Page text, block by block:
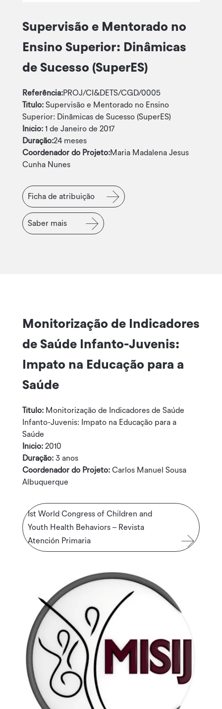
Supervisão e Mentorado no
Ensino Superior: Dinâmicas
de Sucesso (SuperES)
Referência:PROJ/CI&DETS/CGD/0005
Título: Supervisão e Mentorado no Ensino
Superior: Dinâmicas de Sucesso (SuperES)
Início:1 de Janeiro de 2017
Duração:24 meses
Coordenador do Projeto:Maria Madalena Jesus
Cunha Nunes
Ficha de atribuição
Saber mais
Monitorização de Indicadores
de Saúde Infanto-Juvenis:
Impato na Educação para a
Saúde
Título:Monitorização de Indicadores de Saúde
Infanto-Juvenis: Impato na Educação para a
Saúde
Início:2010
Duração:3 anos
Coordenador do Projeto:Carlos Manuel Sousa
Albuquerque
Ist World Congress of Children and
Youth Health Behaviors – Revista
Atención Primaria